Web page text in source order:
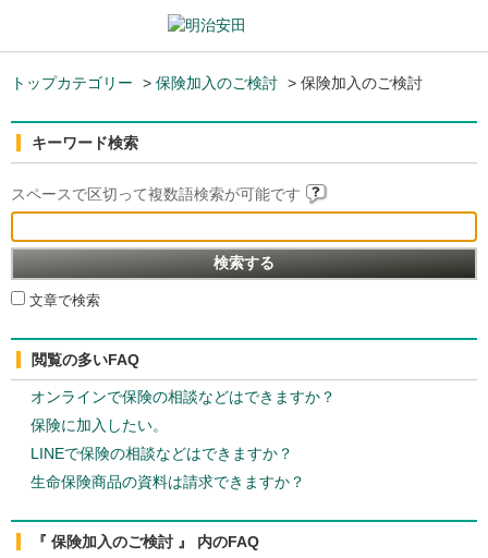
トップカテゴリー > 保険加入のご検討 > 保険加入のご検討
キーワード検索
スペースで区切って複数語検索が可能です
文章で検索
閲覧の多いFAQ
オンラインで保険の相談などはできますか？
保険に加入したい。
LINEで保険の相談などはできますか？
生命保険商品の資料は請求できますか？
『 保険加入のご検討 』 内のFAQ